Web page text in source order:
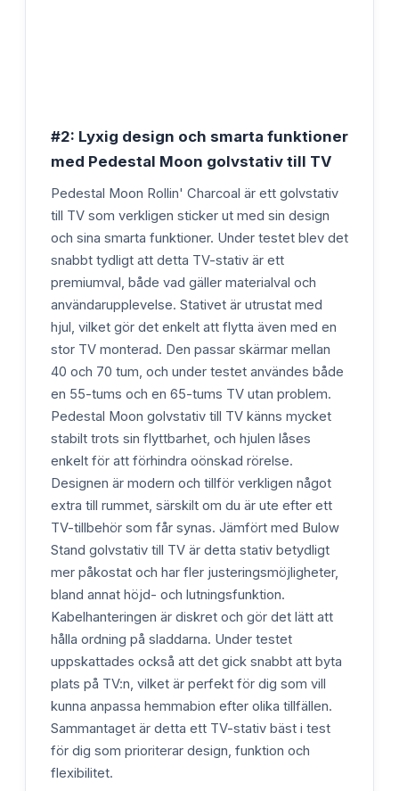
#2: Lyxig design och smarta funktioner
med Pedestal Moon golvstativ till TV
Pedestal Moon Rollin' Charcoal är ett golvstativ
till TV som verkligen sticker ut med sin design
och sina smarta funktioner. Under testet blev det
snabbt tydligt att detta TV-stativ är ett
premiumval, både vad gäller materialval och
användarupplevelse. Stativet är utrustat med
hjul, vilket gör det enkelt att flytta även med en
stor TV monterad. Den passar skärmar mellan
40 och 70 tum, och under testet användes både
en 55-tums och en 65-tums TV utan problem.
Pedestal Moon golvstativ till TV känns mycket
stabilt trots sin flyttbarhet, och hjulen låses
enkelt för att förhindra oönskad rörelse.
Designen är modern och tillför verkligen något
extra till rummet, särskilt om du är ute efter ett
TV-tillbehör som får synas. Jämfört med Bulow
Stand golvstativ till TV är detta stativ betydligt
mer påkostat och har fler justeringsmöjligheter,
bland annat höjd- och lutningsfunktion.
Kabelhanteringen är diskret och gör det lätt att
hålla ordning på sladdarna. Under testet
uppskattades också att det gick snabbt att byta
plats på TV:n, vilket är perfekt för dig som vill
kunna anpassa hemmabion efter olika tillfällen.
Sammantaget är detta ett TV-stativ bäst i test
för dig som prioriterar design, funktion och
flexibilitet.